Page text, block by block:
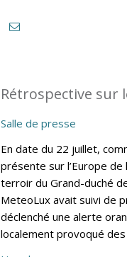
Rétrospective sur
Salle de presse
En date du 22 juillet,
présente sur l’Europe
terroir du Grand-duché
MeteoLux avait suivi de
déclenché une alerte
localement provoqué